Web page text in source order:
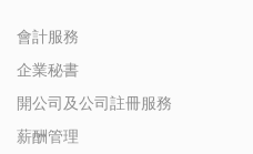
會計服務
企業秘書
開公司及公司註冊服務
薪酬管理